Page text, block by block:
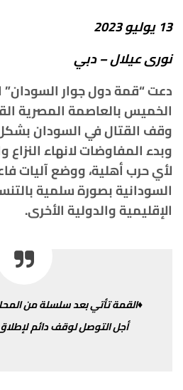
13 يوليو2023
نورىعيلال–دبي
دعت“قمةدولجوارالسودان”
الخميسبالعاصمةالمصرية
وقف القتالفيالسودان
وبدءالمفاوضاتلانهاءالنزاع
لأيحربأهلية،ووضعآليات
السودانيةبصورةسلمية
الإقليمية والدوليةالأخرى.
♦القمةتأتيبعدسلسلةمن
أجلالتوصللوقفدائم